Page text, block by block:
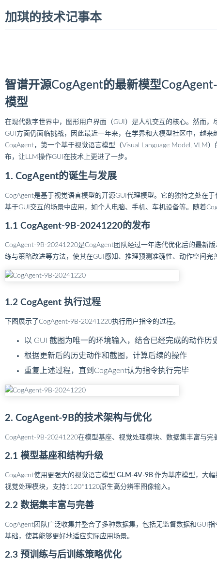
加琪的技术记事本
智谱开源CogAgent的最新模型
模型
在现代数字世界中，图形用户界面（GUI）是人机交互的核心。然而
GUI方面仍面临挑战，因此最近一年来，在学界和大模型社区中，越
CogAgent，第一个基于视觉语言模型（Visual Language Model, VLM
布，让LLM操作GUI在技术上更进了一步。
1. CogAgent的诞生与发展
CogAgent是基于视觉语言模型的开源GUI代理模型。它的独特之处在
基于GUI交互的场景中应用，如个人电脑、手机、车机设备等。随着
1.1 CogAgent-9B-20241220的发布
CogAgent-9B-20241220是CogAgent团队经过一年迭代优化后的最新
练与策略改进等方法，使其在GUI感知、推理预测准确性、动作空间
1.2 CogAgent 执行过程
下图展示了CogAgent-9B-20241220执行用户指令的过程。
以 GUI 截图为唯一的环境输入，结合已经完成的动作历
根据更新后的历史动作和截图，计算后续的操作
重复上述过程，直到CogAgent认为指令执行完毕
2. CogAgent-9B的技术架构与优化
CogAgent-9B-20241220在模型基座、视觉处理模块、数据集丰富与
2.1 模型基座和结构升级
CogAgent使用更强大的视觉语言模型 GLM-4V-9B 作为基座模型，大
视觉处理模块，支持1120*1120原生高分辨率图像输入。
2.2 数据集丰富与完善
CogAgent团队广泛收集并整合了多种数据集，包括无监督数据和GUI
基础，使其能够更好地适应实际应用场景。
2.3 预训练与后训练策略优化